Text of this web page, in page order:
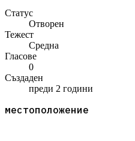
Статус
Отворен
Тежест
Средна
Гласове
0
Създаден
преди 2 години
местоположение